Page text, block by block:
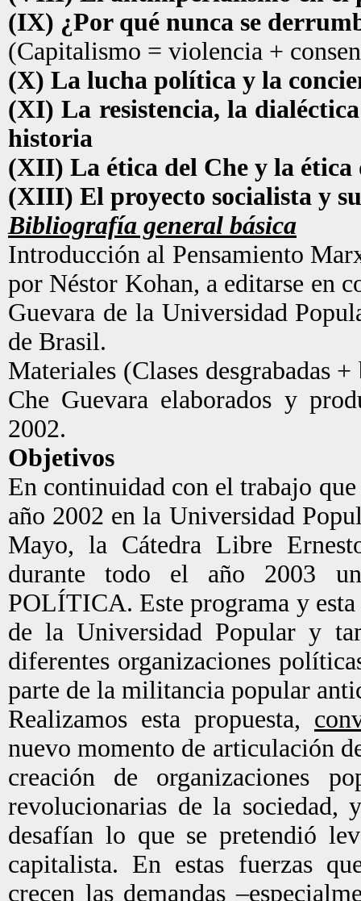
(IX) ¿Por qué nunca se
(Capitalismo = violencia +
(X) La lucha política y la
(XI) La resistencia, la
historia
(XII) La ética del Che y la ética
(XIII) El proyecto socialista y
Bibliografía general básica
Introducción al Pensamiento
por Néstor Kohan, a editarse en
Guevara de la Universidad
de Brasil.
Materiales (Clases desgrabadas
Che Guevara elaborados y
2002.
Objetivos
En continuidad con el trabajo
año 2002 en la Universidad
Mayo, la Cátedra Libre
durante todo el año 2003
POLÍTICA. Este programa y
de la Universidad Popular y
diferentes organizaciones
parte de la militancia popular
Realizamos esta propuesta,
nuevo momento de articulación
creación de organizaciones
revolucionarias de la sociedad,
desafían lo que se pretendió
capitalista. En estas fuerzas
crecen las demandas